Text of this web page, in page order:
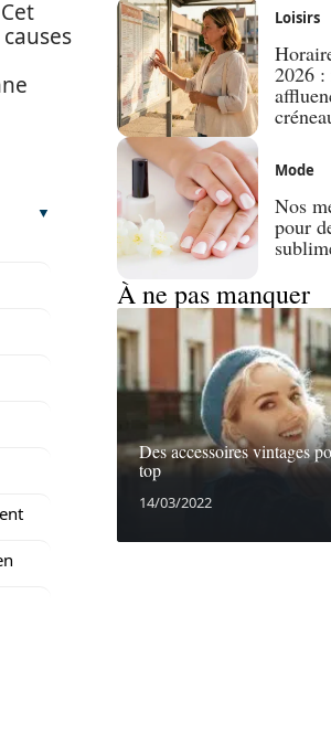
Loisirs
2026 :
Mode
Nos
pour
À ne pas manquer
Des accessoires vintages
top
14/03/2022